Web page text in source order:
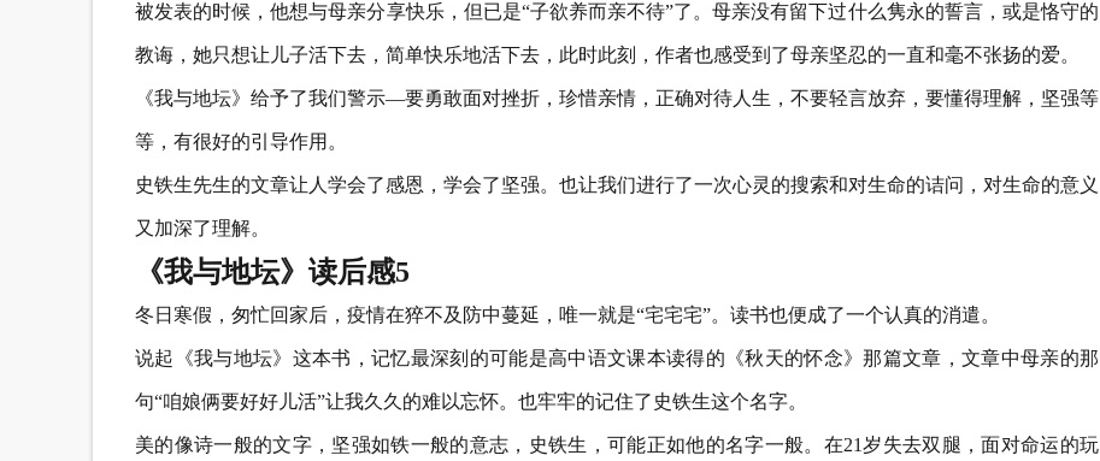
被发表的时候，他想与母亲分享快乐，但已是“子欲养而亲不待”了。母亲没有留下过什么隽永的誓言，或是恪守的
教诲，她只想让儿子活下去，简单快乐地活下去，此时此刻，作者也感受到了母亲坚忍的一直和毫不张扬的爱。
《我与地坛》给予了我们警示—要勇敢面对挫折，珍惜亲情，正确对待人生，不要轻言放弃，要懂得理解，坚强等
等，有很好的引导作用。
史铁生先生的文章让人学会了感恩，学会了坚强。也让我们进行了一次心灵的搜索和对生命的诘问，对生命的意义
又加深了理解。
《我与地坛》读后感5
冬日寒假，匆忙回家后，疫情在猝不及防中蔓延，唯一就是“宅宅宅”。读书也便成了一个认真的消遣。
说起《我与地坛》这本书，记忆最深刻的可能是高中语文课本读得的《秋天的怀念》那篇文章，文章中母亲的那
句“咱娘俩要好好儿活”让我久久的难以忘怀。也牢牢的记住了史铁生这个名字。
美的像诗一般的文字，坚强如铁一般的意志，史铁生，可能正如他的名字一般。在21岁失去双腿，面对命运的玩